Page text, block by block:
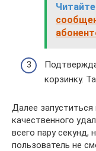
корзинку.
Далее
качественного
всего пару секунд,
пользователь не